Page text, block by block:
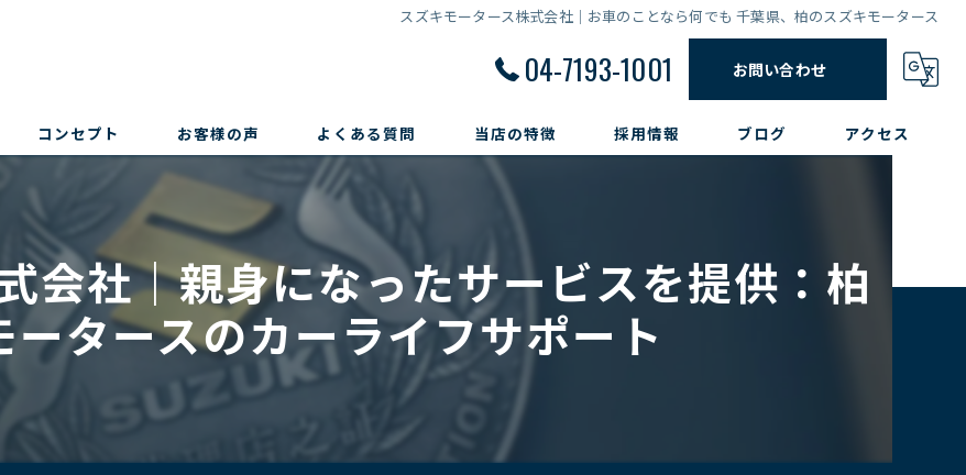
スズキモータース株式会社｜お車のことなら何でも 千葉県、柏のスズキモータース
04-7193-1001 お問い合わせ
コンセプト お客様の声 よくある質問 当店の特徴
点検
整備
採用情報 ブログ アクセス
会社｜親身になったサービスを提供：柏
ータースのカーライフサポート